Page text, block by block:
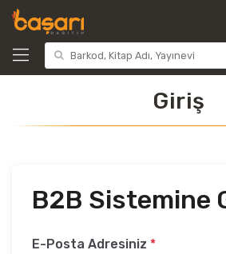
Giriş
B2B Sistemine
E-Posta Adresiniz *